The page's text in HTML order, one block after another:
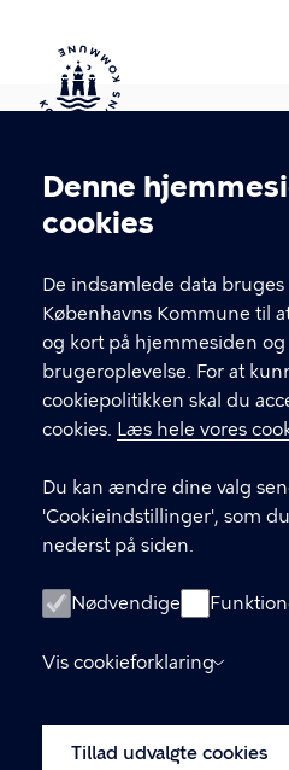
Denne
cookies
De indsamlede data
Københavns Kommune til
og kort på hjemmesiden
brugeroplevelse. For at
cookiepolitikken skal du
cookies. Læs hele vores
Du kan ændre dine valg
'Cookieindstillinger', som
nederst på siden.
Nødvendige
Vis cookieforklaring
Tillad udvalgte cookies
Kontakt Københavns
T
fFind andre kontakter her
CVR-nummer64942212
GENVEJE
Digital Post
Databeskyttelse
Om hjemmesiden
Cookiepolitik